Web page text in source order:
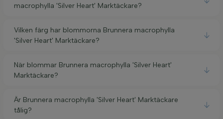
macrophylla 'Silver Heart' Marktäckare?
Vilken färg har blommorna Brunnera macrophylla
'Silver Heart' Marktäckare?
När blommar Brunnera macrophylla 'Silver Heart'
Marktäckare?
Är Brunnera macrophylla 'Silver Heart' Marktäckare
tålig?